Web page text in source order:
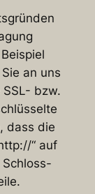
an uns
bzw.
dass die
“ auf